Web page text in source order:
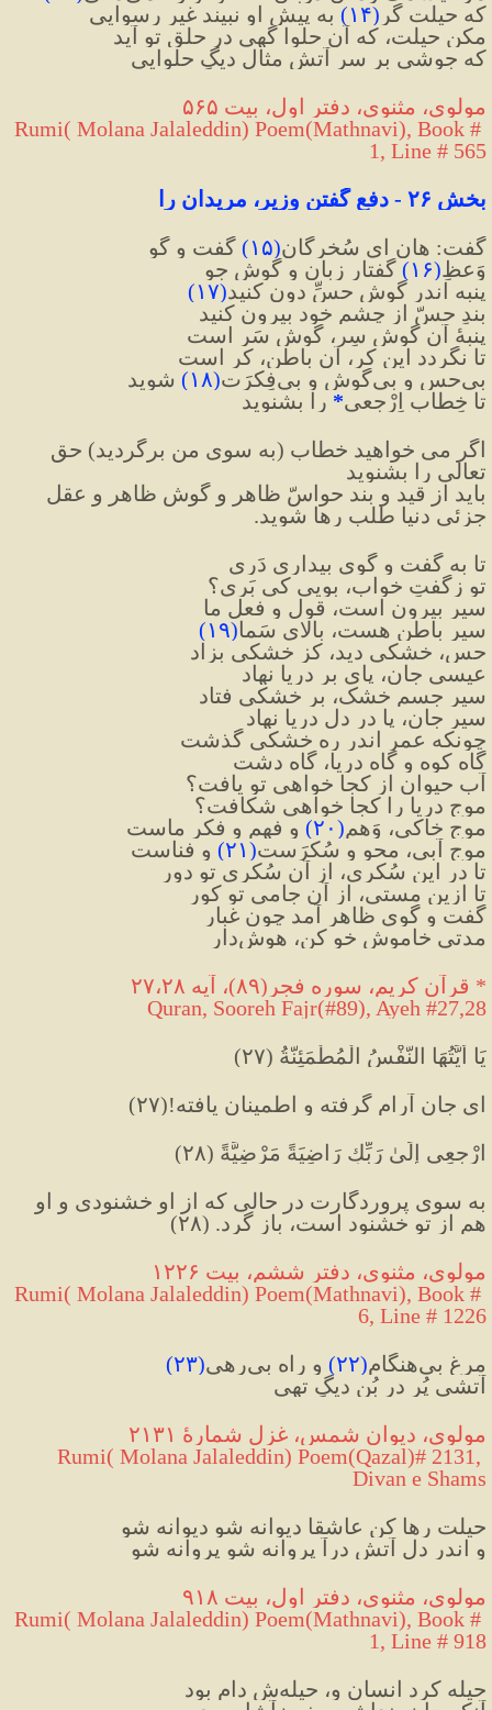
که حیلت گر (۱۴) به پیش او نبیند غیرِ رسوایی
مکن حیلت، که آن حلوا گهی در حلق تو آید
که جوشی بر سرِ آتش مثالِ دیگِ حلوایی
مولوی، مثنوی، دفتر اول، بیت ۵۶۵
Rumi( Molana Jalaleddin) Poem(Mathnavi), Book #
1, Line # 565
بخش ۲۶ - دفع گفتنِ وزیر، مریدان را
گفت: هان ای سُخرِگانِ(۱۵) گفت و گو
وَعظِ(۱۶) گفتار زبان و گوش جو
پنبه اندر گوشِ حسِّ دون کنید(۱۷)
بندِ حسّ از چشم خود بیرون کنید
پنبهٔ آن گوش سِر، گوش سَر است
تا نگردد این کر، آن باطن، کر است
بی‌حس و بی‌گوش و بی‌فِکرَت
(۱۸) شوید
تا خِطابِ اِرْجِعی* را بشنوید
تعالی را بشنوید
جزئی دنیا طلب رها شوید.
تا به گفت و گوی بیداری دَری
تو زگفتِ خواب، بویی کی بَری؟
سیر بیرون است، قول و فعل ما
سیر باطن هست، بالای سَما(۱۹)
حس، خشکی دید، کز خشکی بزاد
عیسی جان، پای بر دریا نهاد
سیرِ جسمِ خشک، بر خشکی فتاد
سیرِ جان، پا در دل دریا نهاد
چونکه عمر اندر ره خشکی گذشت
گاه کوه و گاه دریا، گاه دشت
آبِ حیوان از کجا خواهی تو یافت؟
موج دریا را کجا خواهی شکافت؟
موج خاکی، وَهم(۲۰) و فهم و فکر ماست
موج آبی، محو و سُکرَست(۲۱) و فناست
تا در این سُکری، از آن سُکری تو دور
تا ازین مستی، از آن جامی تو کور
گفت و گوی ظاهر آمد چون غبار
مدتی خاموش خو کن، هوش‌دار
* قرآن کریم، سوره فجر(۸۹)، آیه ۲۷،۲۸
Quran, Sooreh Fajr(#89), Ayeh #27,28
يَا أَيَّتُهَا النَّفْسُ الْمُطْمَئِنَّةُ (٢٧
)
ای جان آرام گرفته و اطمینان یافته!(۲۷)
ارْجِعِي إِلَىٰ رَبِّكِ رَاضِيَةً مَرْضِيَّةً (٢٨
)
هم از تو خشنود است، باز گرد.
(۲۸)
مولوی، مثنوی، دفتر ششم، بیت ۱۲۲۶
Rumi( Molana Jalaleddin) Poem(Mathnavi), Book #
6, Line # 1226
مرغ بی‌هنگام
(۲۲) و راه بی‌رهی (۲۳)
آتشی پُر در بُنِ دیگِ تهی
مولوی، دیوان شمس، غزل شمارهٔ ۲۱۳۱
Rumi( Molana Jalaleddin) Poem(Qazal)# 2131,
Divan e Shams
حیلت رها کن عاشقا دیوانه شو دیوانه شو
و اندر دل آتش درآ پروانه شو پروانه شو
مولوی، مثنوی، دفتر اول، بیت ۹۱۸
Rumi( Molana Jalaleddin) Poem(Mathnavi), Book #
1, Line # 918
حیله کرد انسان و، حیله‌ش دام بود